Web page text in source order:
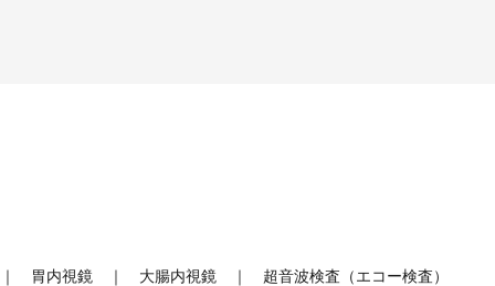
胃内視鏡 大腸内視鏡 超音波検査（エコー検査）